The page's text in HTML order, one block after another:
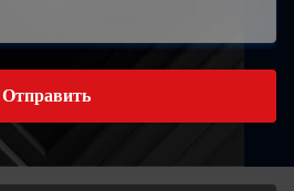
Отправить